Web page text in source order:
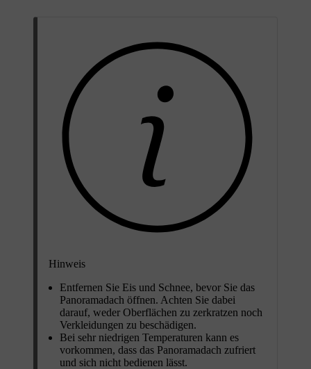
Hinweis
Entfernen Sie Eis und Schnee, bevor Sie das
Panoramadach öffnen. Achten Sie dabei
darauf, weder Oberflächen zu zerkratzen noch
Verkleidungen zu beschädigen.
Bei sehr niedrigen Temperaturen kann es
vorkommen, dass das Panoramadach zufriert
und sich nicht bedienen lässt.